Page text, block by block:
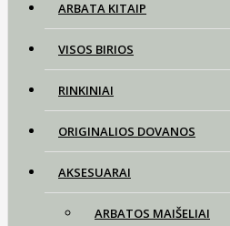
ARBATA KITAIP
VISOS BIRIOS
RINKINIAI
ORIGINALIOS DOVANOS
AKSESUARAI
ARBATOS MAIŠELIAI